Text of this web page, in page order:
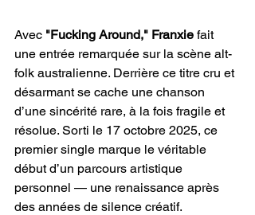
Avec "Fucking Around," Franxie fait
une entrée remarquée sur la scène alt-
folk australienne. Derrière ce titre cru et
désarmant se cache une chanson
d’une sincérité rare, à la fois fragile et
résolue. Sorti le 17 octobre 2025, ce
premier single marque le véritable
début d’un parcours artistique
personnel — une renaissance après
des années de silence créatif.